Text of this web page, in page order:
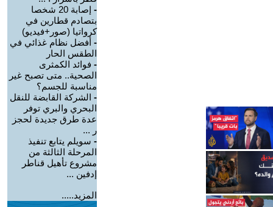
-
إصابة 20 شخصا
بتصادم قطارين في
كرواتيا (صور+فيديو)
- أفضل نظام غذائي في
الطقس الحار
- فوائد الكمثرى
الصحية.. متى تصبح غير
مناسبة للجسم؟
- الشركة القابضة للنقل
البحري والبري توفر
عدة طرق جديدة لحجز
ر ...
- سويلم يتابع تنفيذ
المرحلة الثالثة من
مشروع تأهيل قناطر
إدفين ...
المزيد.....